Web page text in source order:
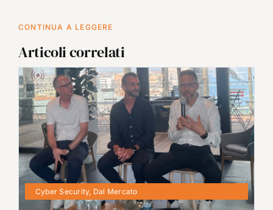
CONTINUA A LEGGERE
Articoli correlati
Cyber Security, Dal Mercato